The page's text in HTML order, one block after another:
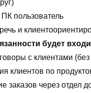
пользователь
и
будет
с клиентами
клиентов по
заказов через отдел